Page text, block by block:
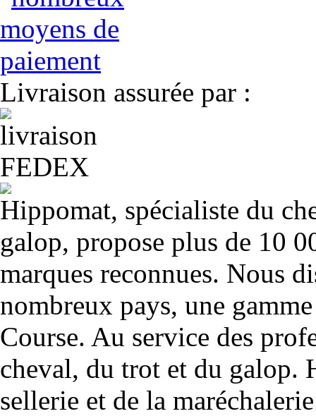
Livraison assurée par :
Hippomat, spécialiste du
galop, propose plus de 10
marques reconnues. Nous
nombreux pays, une
Course. Au service des
cheval, du trot et du galop.
sellerie et de la